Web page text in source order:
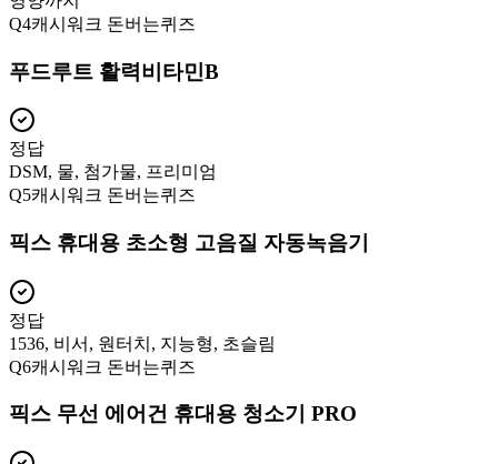
Q4캐시워크 돈버는퀴즈
푸드루트 활력비타민B
정답
DSM, 물, 첨가물, 프리미엄
Q5캐시워크 돈버는퀴즈
픽스 휴대용 초소형 고음질 자동녹음기
정답
1536, 비서, 원터치, 지능형, 초슬림
Q6캐시워크 돈버는퀴즈
픽스 무선 에어건 휴대용 청소기 PRO